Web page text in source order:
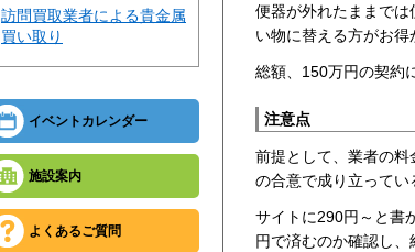
訪問買取業者による貴金属
買い取り
イベントカレンダー
施設案内
よくあるご質問
便器が外れたままで
い物に替える方がお得
総額、150万円の契約
注意点
前提として、業者の
の合意で成り立ってい
サイトに290円～と書
円で済むのか確認し、